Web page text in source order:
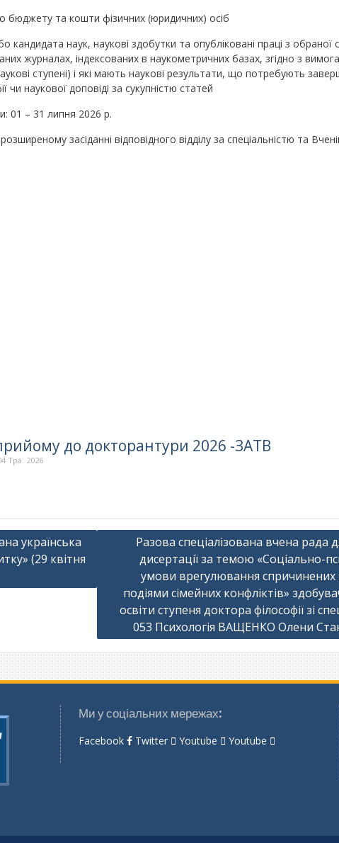
бюджету та кошти фізичних (юридичних) осіб
кандидата наук, наукові здобутки та опубліковані праці з обраної
журналах, індексованих в наукометричних базах, згідно з
ступені) і які мають наукові результати, що потребують
наукової доповіді за сукупністю статей
01 – 31 липня 2026 р.
засіданні відповідного відділу за спеціальністю та
до докторантури 2026 -ЗАТВ
Тра. 2026
українська
(29 квітня
Разова спеціалізована вчена рада
дисертації за темою «Соціально-
умови врегулювання
подіями сімейних конфліктів»
освіти ступеня доктора філософії зі
053 Психологія ВАЩЕНКО Олени
Ми у соціальних мережах:
Facebook Twitter Youtube Youtube